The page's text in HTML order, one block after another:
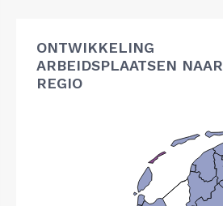
ONTWIKKELING
ARBEIDSPLAATSEN NAAR
REGIO